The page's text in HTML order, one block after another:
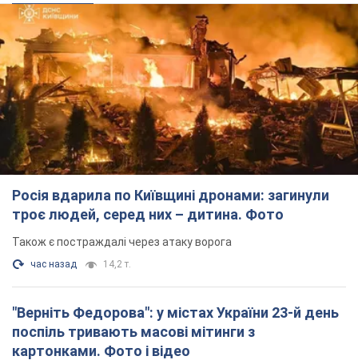
Росія вдарила по Київщині дронами: загинули
троє людей, серед них – дитина. Фото
Також є постраждалі через атаку ворога
час назад 14,2 т.
"Верніть Федорова": у містах України 23-й день
поспіль тривають масові мітинги з
картонками. Фото і відео